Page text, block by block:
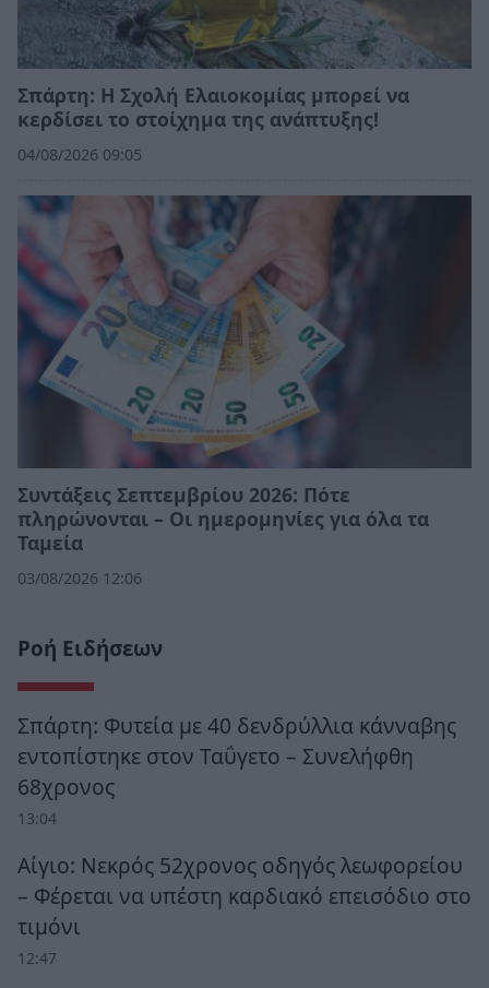
Σπάρτη: Η Σχολή Ελαιοκομίας μπορεί να
κερδίσει το στοίχημα της ανάπτυξης!
04/08/2026 09:05
Συντάξεις Σεπτεμβρίου 2026: Πότε
πληρώνονται – Οι ημερομηνίες για όλα τα
Ταμεία
03/08/2026 12:06
Ροή Ειδήσεων
Σπάρτη: Φυτεία με 40 δενδρύλλια κάνναβης
εντοπίστηκε στον Ταΰγετο – Συνελήφθη
68χρονος
13:04
Αίγιο: Νεκρός 52χρονος οδηγός λεωφορείου
– Φέρεται να υπέστη καρδιακό επεισόδιο στο
τιμόνι
12:47